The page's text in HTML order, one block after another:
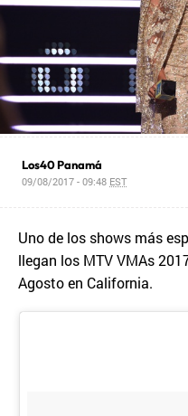
Los40 Panamá
09/08/2017 - 09:48 EST
Uno de los shows más
llegan los MTV VMAs
Agosto en California.